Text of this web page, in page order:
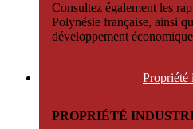
Consultez également les
Polynésie française, ainsi
développement
Propriété
PROPRIÉTÉ